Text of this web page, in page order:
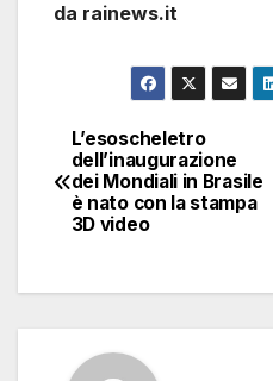
da rainews.it
Navigazione
articoli
L’esoscheletro
dell’inaugurazione
dei Mondiali in Brasile
è nato con la stampa
3D video